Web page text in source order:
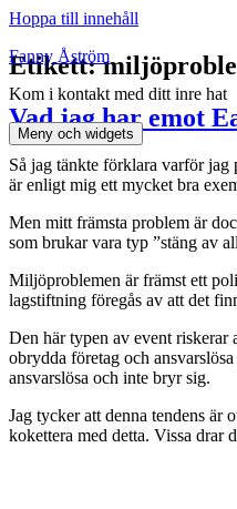
Hoppa till innehåll
Fanny Åström
Kom i kontakt med ditt inre hat
Meny och widgets
Etikett:
Vad jag har emot
Så jag tänkte förklara varför
är enligt mig ett mycket bra
Men mitt främsta problem är
som brukar vara typ ”stäng av
Miljöproblemen är främst ett
lagstiftning föregås av att det
Den här typen av event
obrydda företag och
ansvarslösa och inte bryr sig.
Jag tycker att denna tendens
kokettera med detta. Vissa